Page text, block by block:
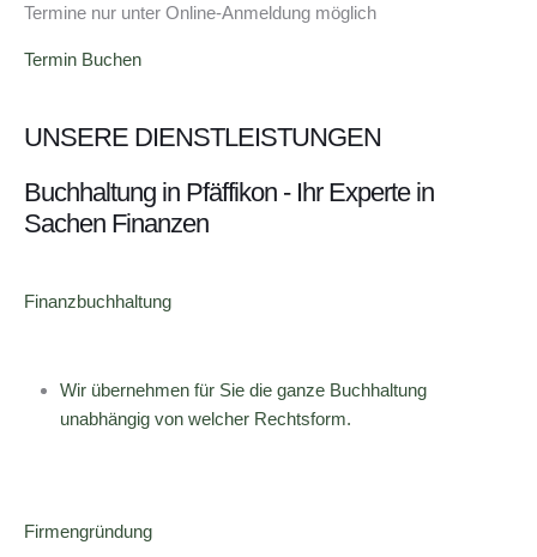
Termine nur unter Online-Anmeldung möglich
Termin Buchen
UNSERE DIENSTLEISTUNGEN
Buchhaltung in Pfäffikon - Ihr Experte in
Sachen Finanzen
Finanzbuchhaltung
Wir übernehmen für Sie die ganze Buchhaltung
unabhängig von welcher Rechtsform.
Firmengründung